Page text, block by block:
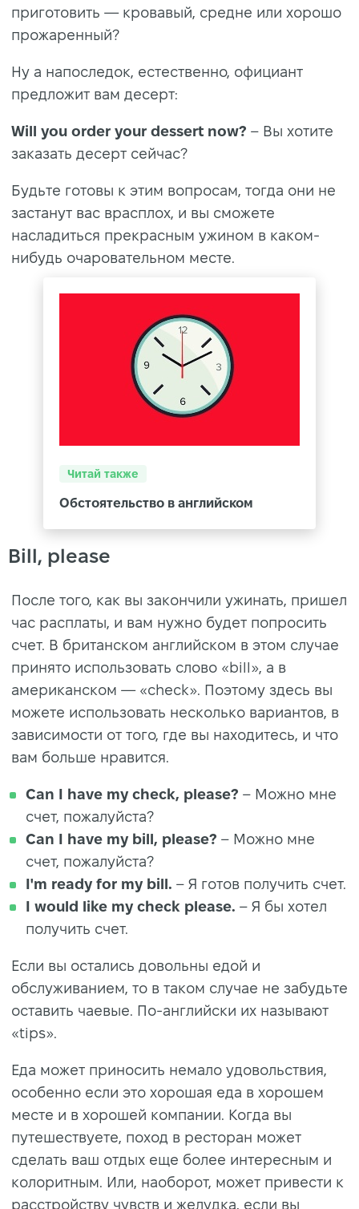
приготовить — кровавый, средне или хорошо
прожаренный?
Ну а напоследок, естественно, официант
предложит вам десерт:
Will you order your dessert now? – Вы хотите
заказать десерт сейчас?
Будьте готовы к этим вопросам, тогда они не
застанут вас врасплох, и вы сможете
насладиться прекрасным ужином в каком-
нибудь очаровательном месте.
Читай также
Обстоятельство в английском
Bill, please
После того, как вы закончили ужинать, пришел
час расплаты, и вам нужно будет попросить
счет. В британском английском в этом случае
принято использовать слово «bill», а в
американском — «check». Поэтому здесь вы
можете использовать несколько вариантов, в
зависимости от того, где вы находитесь, и что
вам больше нравится.
Can I have my check, please? – Можно мне
счет, пожалуйста?
Can I have my bill, please? – Можно мне
счет, пожалуйста?
I'm ready for my bill. – Я готов получить счет.
I would like my check please. – Я бы хотел
получить счет.
Если вы остались довольны едой и
обслуживанием, то в таком случае не забудьте
оставить чаевые. По-английски их называют
«tips».
Еда может приносить немало удовольствия,
особенно если это хорошая еда в хорошем
месте и в хорошей компании. Когда вы
путешествуете, поход в ресторан может
сделать ваш отдых еще более интересным и
колоритным. Или, наоборот, может привести к
расстройству чувств и желудка, если вы